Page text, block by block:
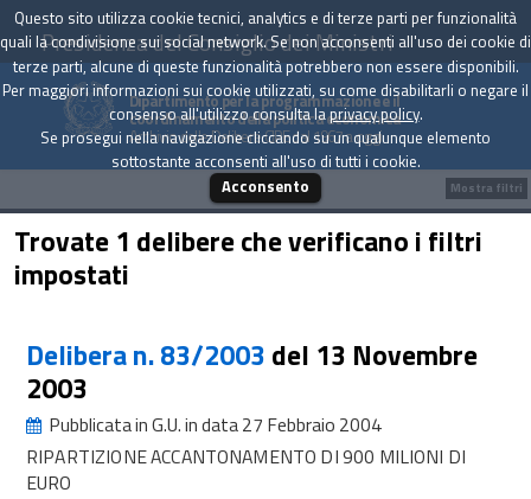
Presidenza del Consiglio dei Ministri
Dipartimento per la programmazione e il
coordinamento della politica economica
Archivio delle Delibere CIPE dal 1967 a oggi
Trovate 1 delibere che verificano i filtri
impostati
Delibera n. 83/2003 del 13 Novembre
2003
Pubblicata in G.U. in data 27 Febbraio 2004
RIPARTIZIONE ACCANTONAMENTO DI 900 MILIONI DI
EURO
Mostra filtri
Questo sito utilizza cookie tecnici, analytics e di terze parti per funzionalità
quali la condivisione sui social network. Se non acconsenti all'uso dei cookie di
terze parti, alcune di queste funzionalità potrebbero non essere disponibili.
Per maggiori informazioni sui cookie utilizzati, su come disabilitarli o negare il
consenso all'utilizzo consulta laprivacy policy.
Se prosegui nella navigazione cliccando su un qualunque elemento
sottostante acconsenti all'uso di tutti i cookie.
Acconsento